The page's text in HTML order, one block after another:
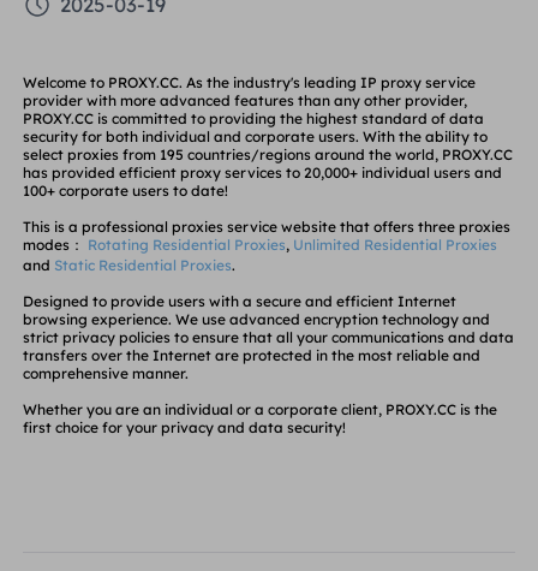
Agen pusat data statis
Agen ISP long-force
Proksi Perumahan Tanpa Batas$69.62/Hari
Solusi
BERDASARKAN KASUS PENGGUNAAN
Riset Pasar
Perlindungan Merek
Pemantauan SEO
Sumber daya
MITRA
Program Afiliasi
Mitra
ALAT GRATIS
Pemeriksa Proksi
Mempelajari
MEMBANTU
Pertanyaan Umum
blog
Indonesia
中文
English
MenikmatiDiskon 77%.
Sekarang!
Welcome to PROXY.CC. As the industry's leadingIP proxy service
provider with more advanced features than any other provider,
PROXY.CC is committed to providing the highest standard of data
security for both individual and corporate users. With the ability to
select proxies from 195 countries/regionsaround the world, PROXY.CC
has provided efficient proxy services to20,000+ individual usersand
100+ corporate users to date!
This is a professional proxies service website that offers three proxies
modes： Rotating Residential Proxies, Unlimited Residential Proxies
and Static Residential Proxies.
Designed to provide users with asecure and efficientInternet
browsing experience. We use advanced encryption technology and
strict privacy policiesto ensure that all your communications and data
transfers over the Internet are protected in the most reliable and
comprehensive manner.
Whether you are an individualora corporate client, PROXY.CC is the
first choice for yourprivacy and data security!